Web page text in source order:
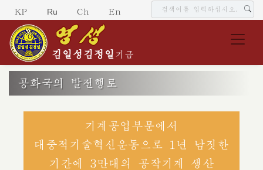
KP Ru Ch En
김일성 김정일 기금
공화국의 발전행로
기계공업부문에서
대중적기술혁신운동으로 1년 남짓한
기간에 3만대의 공작기계 생산